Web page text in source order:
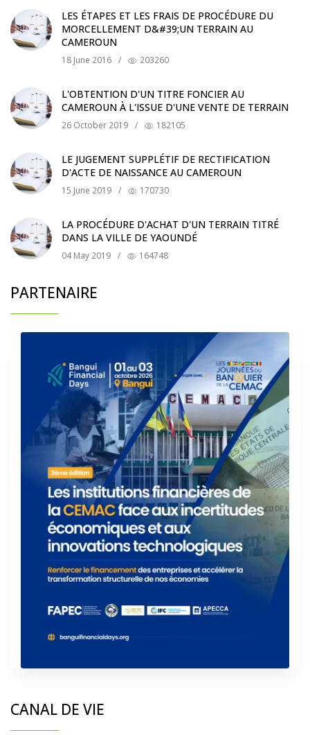
LES ÉTAPES ET LES FRAIS DE PROCÉDURE DU
MORCELLEMENT D&#39;UN TERRAIN AU
CAMEROUN
18 June 2016 / 203260
L'OBTENTION D'UN TITRE FONCIER AU
CAMEROUN À L'ISSUE D'UNE VENTE DE TERRAIN
26 October 2019 / 182105
LE JUGEMENT SUPPLÉTIF DE RECTIFICATION
D'ACTE DE NAISSANCE AU CAMEROUN
15 June 2019 / 170730
LA PROCÉDURE D'ACHAT D'UN TERRAIN TITRÉ
DANS LA VILLE DE YAOUNDÉ
04 May 2019 / 164748
PARTENAIRE
CANAL DE VIE